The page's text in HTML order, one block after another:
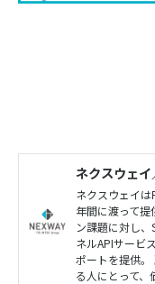
ネクスウェ
ネクスウェイは
年間に渡って
ン課題に対し、
ネルAPIサービ
ポートを提供
る人にとって、